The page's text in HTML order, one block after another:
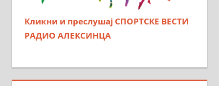
Кликни и преслушај СПОРТСКЕ ВЕСТИ
РАДИО АЛЕКСИНЦА